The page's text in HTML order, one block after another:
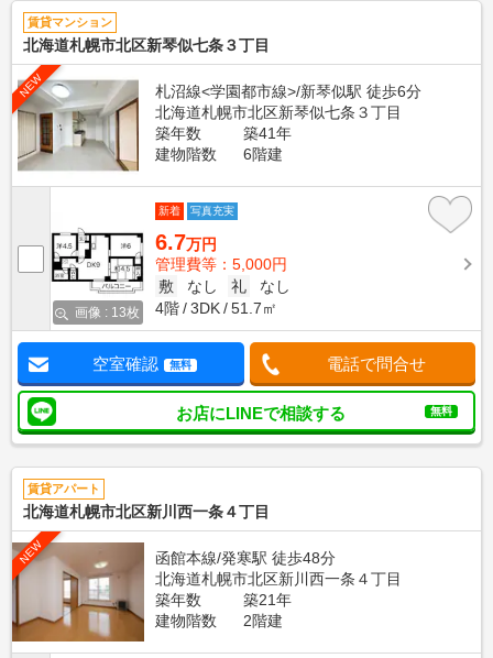
賃貸マンション
北海道札幌市北区新琴似七条３丁目
NEW
札沼線<学園都市線>/新琴似駅 徒歩6分
北海道札幌市北区新琴似七条３丁目
築年数
築41年
建物階数
6階建
画像 : 13枚
新着 写真充実
6.7万円
管理費等：5,000円
敷
なし 礼
なし
4階
3DK 51.7㎡
空室確認 無料 電話で問合せ
お店にLINEで相談する 無料
賃貸アパート
北海道札幌市北区新川西一条４丁目
NEW
函館本線/発寒駅 徒歩48分
北海道札幌市北区新川西一条４丁目
築年数
築21年
建物階数
2階建